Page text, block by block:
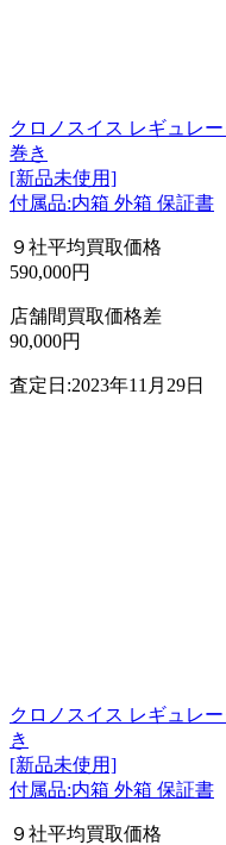
クロノスイス レギュレ
巻き
[新品未使用]
付属品:内箱 外箱 保証書
９社平均買取価格
590,000円
店舗間買取価格差
90,000円
査定日:2023年11月29日
クロノスイス レギュレ
き
[新品未使用]
付属品:内箱 外箱 保証書
９社平均買取価格